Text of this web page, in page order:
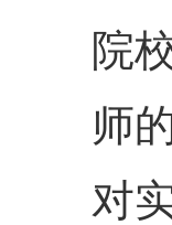
院
师
对